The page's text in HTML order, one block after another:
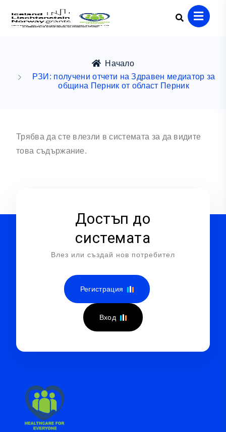
Начало
РЗИ: получени отчети на Здравен медиатор за
община Перник от област Перник
Трябва да сте влезли в системата за да видите
това съдържание.
Достъп до
системата
Влез или създай нов потребител
Регистрация
Вход